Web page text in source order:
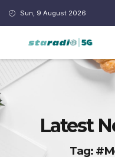
Sun, 9 August 2026
Latest
Tag: